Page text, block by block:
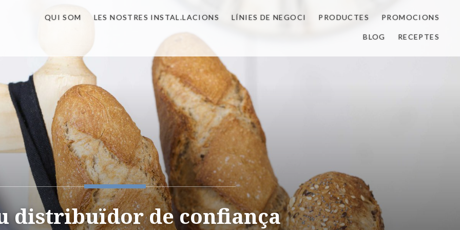
QUI SOM LES NOSTRES INSTAL.LACIONS LÍNIES DE NEGOCI PRODUCTES PROMOCIONS
BLOG RECEPTES
distribuïdor de confiança